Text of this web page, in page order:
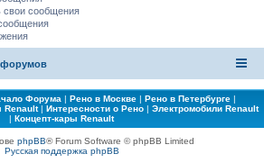
свои сообщения
Форума | Рено в Москве | Рено в Петербурге |
Renault| Интересности о Рено| Электромобили Renault
| Концепт-кары Renault
phpBB® Forum Software © phpBB Limited
Русская поддержка phpBB